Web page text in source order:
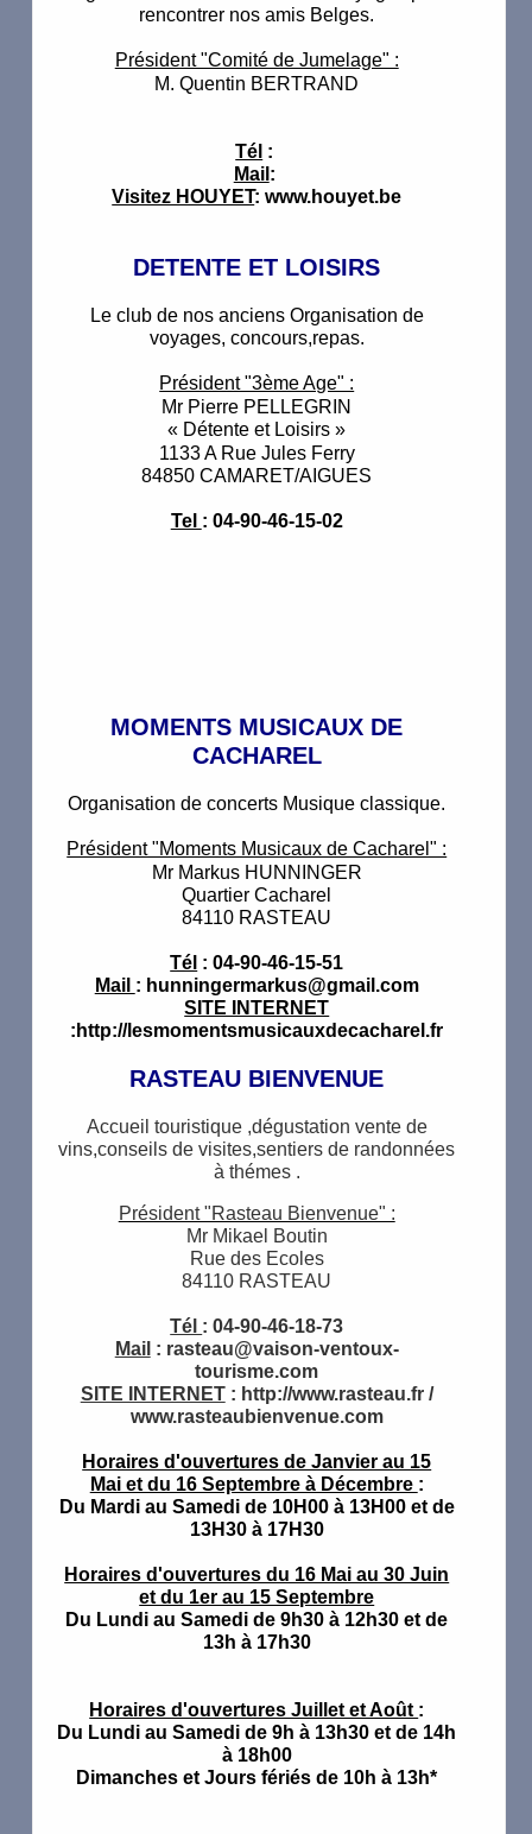
rencontrer nos amis Belges.
Président "Comité de Jumelage" :
M. Quentin BERTRAND
Tél :
Mail :
Visitez HOUYET: www.houyet.be
DETENTE ET LOISIRS
Le club de nos anciens Organisation de
voyages, concours,repas.
Président "3ème Age" :
Mr Pierre PELLEGRIN
« Détente et Loisirs »
1133 A Rue Jules Ferry
84850 CAMARET/AIGUES
Tel : 04-90-46-15-02
MOMENTS MUSICAUX DE
CACHAREL
Organisation de concerts Musique classique.
Président "Moments Musicaux de Cacharel" :
Mr Markus HUNNINGER
Quartier Cacharel
84110 RASTEAU
Tél : 04-90-46-15-51
Mail : hunningermarkus@gmail.com
SITE INTERNET
:http://lesmomentsmusicauxdecacharel.fr
RASTEAU BIENVENUE
Accueil touristique ,dégustation vente de
vins,conseils de visites,sentiers de randonnées
à thémes .
Président "Rasteau Bienvenue" :
Mr Mikael Boutin
Rue des Ecoles
84110 RASTEAU
Tél : 04-90-46-18-73
Mail : rasteau@vaison-ventoux-
tourisme.com
SITE INTERNET: http://www.rasteau.fr /
www.rasteaubienvenue.com
Horaires d'ouvertures de Janvier au 15
Mai et du 16 Septembre à Décembre :
Du Mardi au Samedi de 10H00 à 13H00 et de
13H30 à 17H30
Horaires d'ouvertures du 16 Mai au 30 Juin
et du 1er au 15 Septembre
Du Lundi au Samedi de 9h30 à 12h30 et de
13h à 17h30
Horaires d'ouvertures Juillet et Août :
Du Lundi au Samedi de 9h à 13h30 et de 14h
à 18h00
Dimanches et Jours fériés de 10h à 13h*